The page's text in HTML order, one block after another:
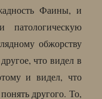
Фаины, и
обжорству
что видел в
и видел, что
другого. То,